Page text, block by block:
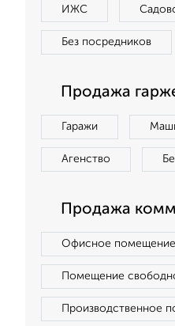
ИЖС
Без посредников
Продажа
Гаражи
Агенство
Продажа
Офисное помещение
Помещение
Производственное